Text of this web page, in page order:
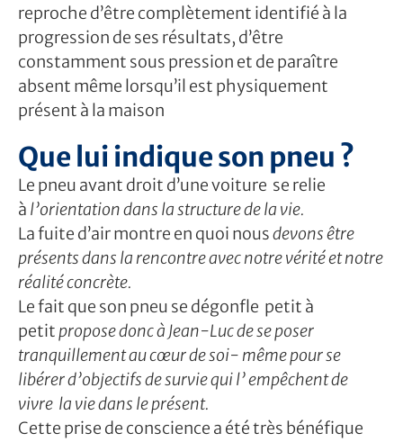
reproche d’être complètement identifié à la
progression de ses résultats, d’être
constamment sous pression et de paraître
absent même lorsqu’il est physiquement
présent à la maison
Que lui indique son pneu ?
Le pneu avant droit d’une voiture se relie
à l’orientation dans la structure de la vie.
La fuite d’air montre en quoi nousdevons être
présents dans la rencontre avec notre vérité et notre
réalité concrète.
Le fait que son pneu se dégonfle petit à
petit propose donc à Jean-Luc de se poser
tranquillement au cœur de soi- même pour se
libérer d’objectifs de survie qui l’ empêchent de
vivre la vie dans le présent.
Cette prise de conscience a été très bénéfique